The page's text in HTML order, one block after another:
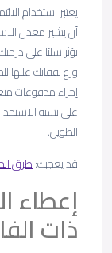
يعتبر استخدام
أن يشير معدل
يؤثر سلبًا على
وزع نفقاتك
إجراء مدفوعات
الطويل.
قد يعجبك:طرق
إعطاء
ذات